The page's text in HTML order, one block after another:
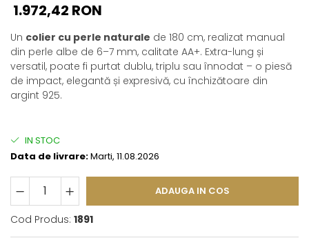
1.972,42 RON
Un colier cu perle naturale de 180 cm, realizat manual
din perle albe de 6–7 mm, calitate AA+. Extra-lung și
versatil, poate fi purtat dublu, triplu sau înnodat – o piesă
de impact, elegantă și expresivă, cu închizătoare din
argint 925.
IN STOC
Data de livrare:Marti, 11.08.2026
ADAUGA IN COS
Cod Produs: 1891